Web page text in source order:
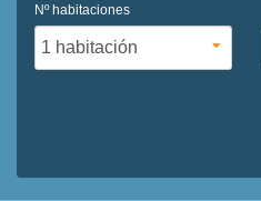
Nº habitaciones